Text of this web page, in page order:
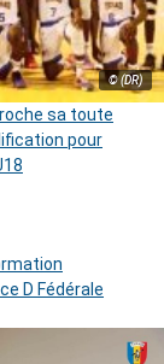
© (DR)
sa toute
pour
D Fédérale